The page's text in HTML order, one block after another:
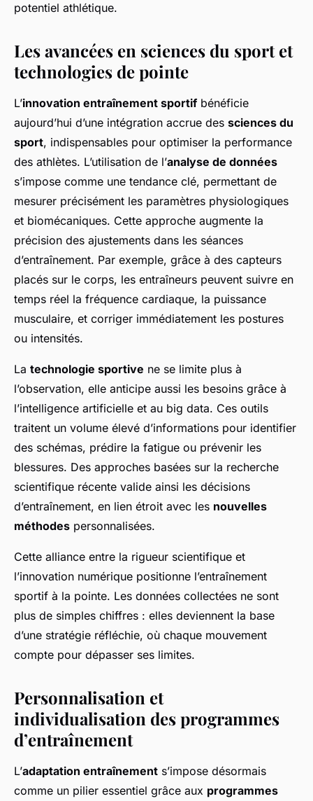
potentiel athlétique.
Les avancées en sciences du sport et
technologies de pointe
L’innovation entraînement sportifbénéficie
aujourd’hui d’une intégration accrue des sciences du
sport, indispensables pour optimiser la performance
des athlètes. L’utilisation de l’analyse de données
s’impose comme une tendance clé, permettant de
mesurer précisément les paramètres physiologiques
et biomécaniques. Cette approche augmente la
précision des ajustements dans les séances
d’entraînement. Par exemple, grâce à des capteurs
placés sur le corps, les entraîneurs peuvent suivre en
temps réel la fréquence cardiaque, la puissance
musculaire, et corriger immédiatement les postures
ou intensités.
La technologie sportive ne se limite plus à
l’observation, elle anticipe aussi les besoins grâce à
l’intelligence artificielle et au big data. Ces outils
traitent un volume élevé d’informations pour identifier
des schémas, prédire la fatigue ou prévenir les
blessures. Des approches basées sur la recherche
scientifique récente valide ainsi les décisions
d’entraînement, en lien étroit avec les nouvelles
méthodes personnalisées.
Cette alliance entre la rigueur scientifique et
l’innovation numérique positionne l’entraînement
sportif à la pointe. Les données collectées ne sont
plus de simples chiffres : elles deviennent la base
d’une stratégie réfléchie, où chaque mouvement
compte pour dépasser ses limites.
Personnalisation et
individualisation des programmes
d’entraînement
L’adaptation entraînement s’impose désormais
comme un pilier essentiel grâce aux programmes